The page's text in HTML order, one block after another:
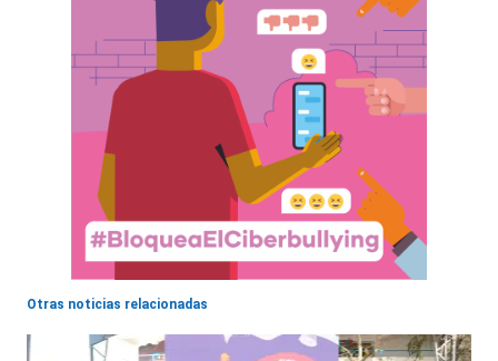
Otras noticias relacionadas